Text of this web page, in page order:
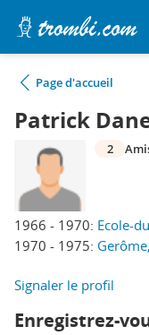
Page d'accueil
Patrick
1966 - 1970: Ecole-
1970 - 1975:
2
Signaler le profil
Enregistrez-